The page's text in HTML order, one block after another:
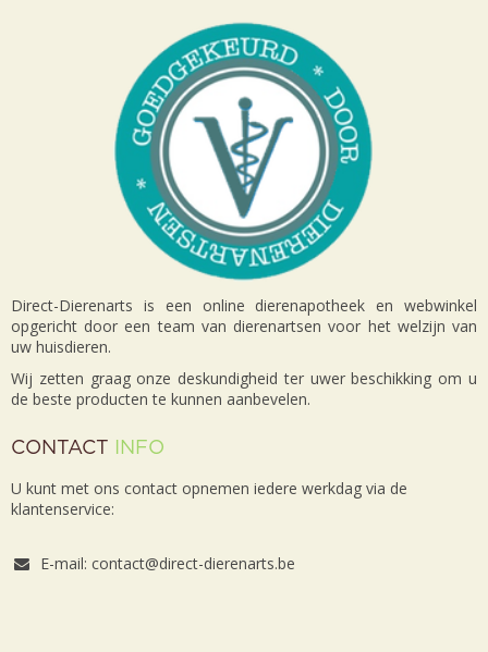
Direct-Dierenarts is een online dierenapotheek en webwinkel
opgericht door een team van dierenartsen voor het welzijn van
uw huisdieren.
Wij zetten graag onze deskundigheid ter uwer beschikking om u
de beste producten te kunnen aanbevelen.
CONTACT INFO
U kunt met ons contact opnemen iedere werkdag via de
klantenservice:
E-mail: contact@direct-dierenarts.be